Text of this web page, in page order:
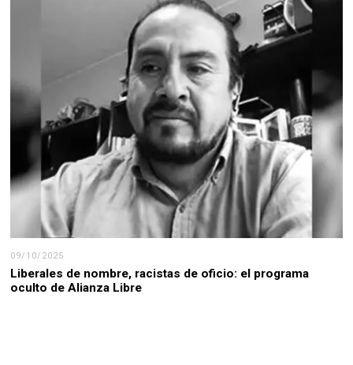
09/10/2025
Liberales de nombre, racistas de oficio: el programa
oculto de Alianza Libre